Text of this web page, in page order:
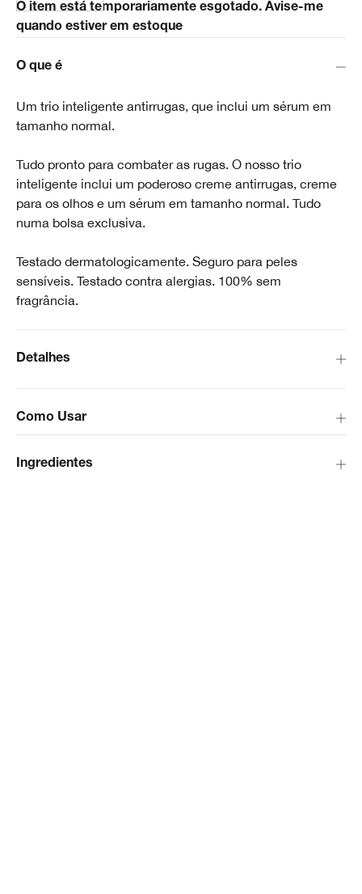
O item está temporariamente esgotado. Avise-me
quando estiver em estoque
O que é
Um trio inteligente antirrugas, que inclui um sérum em
tamanho normal.
Tudo pronto para combater as rugas. O nosso trio
inteligente inclui um poderoso creme antirrugas, creme
para os olhos e um sérum em tamanho normal. Tudo
numa bolsa exclusiva.
Testado dermatologicamente. Seguro para peles
sensíveis. Testado contra alergias. 100% sem
fragrância.
Como Usar
Detalhes
Ingredientes